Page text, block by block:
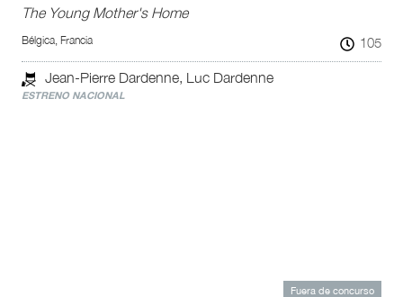
The Young Mother's Home
Bélgica, Francia 105
Jean-Pierre Dardenne, Luc Dardenne
ESTRENO NACIONAL
Fuera de concurso